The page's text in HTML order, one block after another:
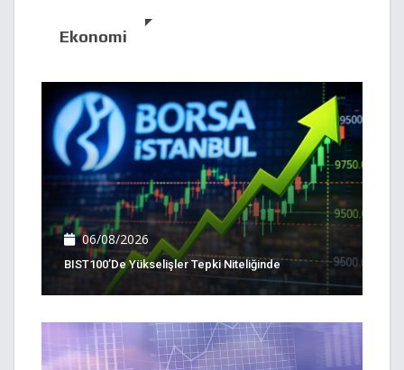
Ekonomi
06/08/2026
BIST100’de Yükselişler Tepki Niteliğinde